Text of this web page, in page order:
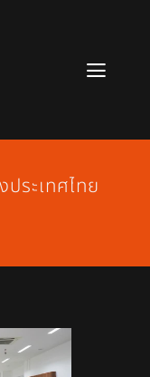
ระเทศไทย